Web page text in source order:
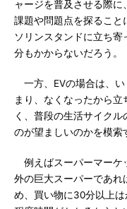
ャージを普及させる際
課題や問題点を探るこ
ソリンスタンドに立ち
分もかからないだろう。
一方、EVの場合は、い
まり、なくなったから
く、普段の生活サイクル
のが望ましいのかを模索
例えばスーパーマーケ
外の巨大スーパーであれ
め、買い物に30分以上